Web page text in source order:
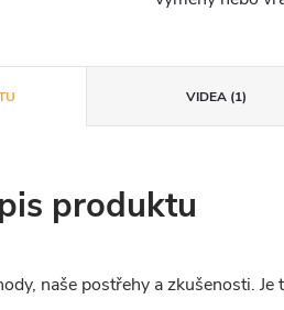
VIDEA (1)
produktu
naše postřehy a zkušenosti.